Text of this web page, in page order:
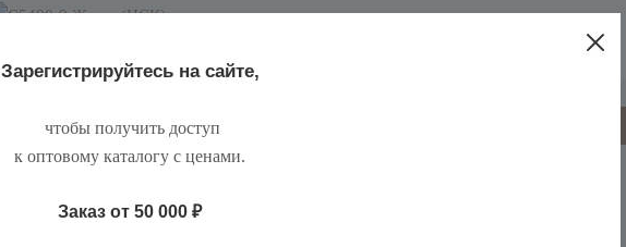
Зарегистрируйтесь на сайте,
чтобы получить доступ
к оптовому каталогу с ценами.
Заказ от 50 000 ₽